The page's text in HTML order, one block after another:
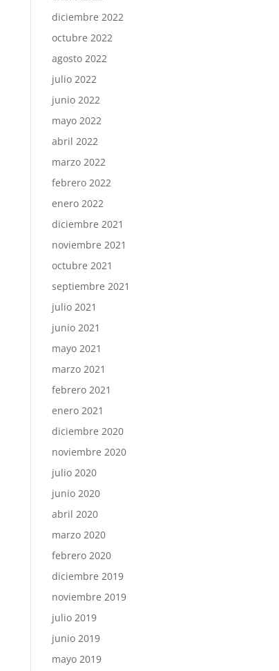
diciembre 2022
octubre 2022
agosto 2022
julio 2022
junio 2022
mayo 2022
abril 2022
marzo 2022
febrero 2022
enero 2022
diciembre 2021
noviembre 2021
octubre 2021
septiembre 2021
julio 2021
junio 2021
mayo 2021
marzo 2021
febrero 2021
enero 2021
diciembre 2020
noviembre 2020
julio 2020
junio 2020
abril 2020
marzo 2020
febrero 2020
diciembre 2019
noviembre 2019
julio 2019
junio 2019
mayo 2019